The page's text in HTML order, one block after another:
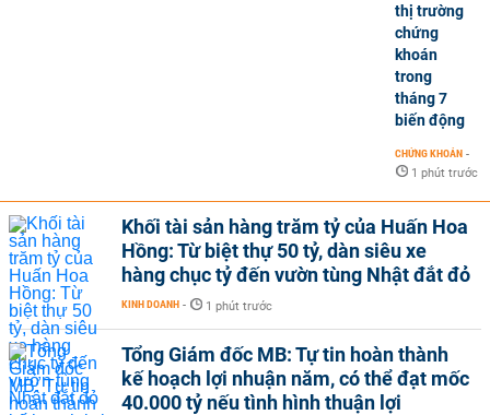
thị trường
chứng
khoán
trong
tháng 7
biến động
CHỨNG KHOÁN -
1 phút trước
Khối tài sản hàng trăm tỷ của Huấn Hoa
Hồng: Từ biệt thự 50 tỷ, dàn siêu xe
hàng chục tỷ đến vườn tùng Nhật đắt đỏ
KINH DOANH - 1 phút trước
Tổng Giám đốc MB: Tự tin hoàn thành
kế hoạch lợi nhuận năm, có thể đạt mốc
40.000 tỷ nếu tình hình thuận lợi